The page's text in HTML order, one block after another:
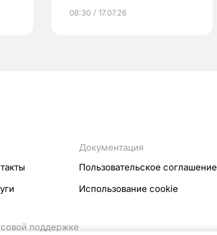
08:30 / 17.07.26
Документация
Пользовательское соглашение
Использование cookie
поддержке